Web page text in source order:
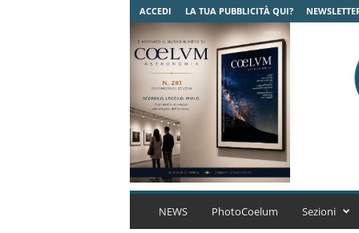
ACCEDI LA TUA PUBBLICITÀ QUI?
C
NEWS PhotoCoelum Sezioni